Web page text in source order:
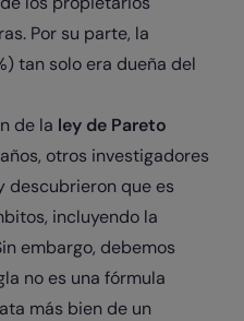
Por su parte, la
tan solo era dueña del
de la ley de Pareto
otros investigadores
descubrieron que es
incluyendo la
embargo, debemos
no es una fórmula
más bien de un